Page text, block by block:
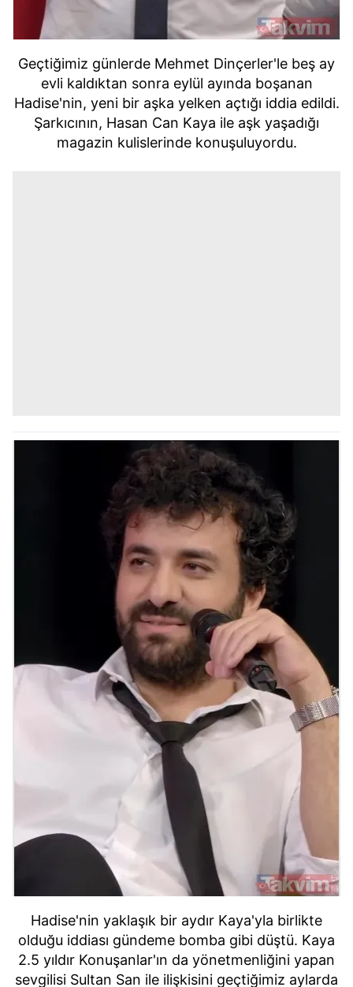
Geçtiğimiz günlerde Mehmet Dinçerler'le beş ay
evli kaldıktan sonra eylül ayında boşanan
Hadise'nin, yeni bir aşka yelken açtığı iddia edildi.
Şarkıcının, Hasan Can Kaya ile aşk yaşadığı
magazin kulislerinde konuşuluyordu.
Hadise'nin yaklaşık bir aydır Kaya'yla birlikte
olduğu iddiası gündeme bomba gibi düştü. Kaya
2.5 yıldır Konuşanlar'ın da yönetmenliğini yapan
sevgilisi Sultan San ile ilişkisini geçtiğimiz aylarda